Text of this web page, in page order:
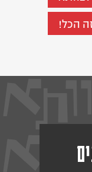
הכל!